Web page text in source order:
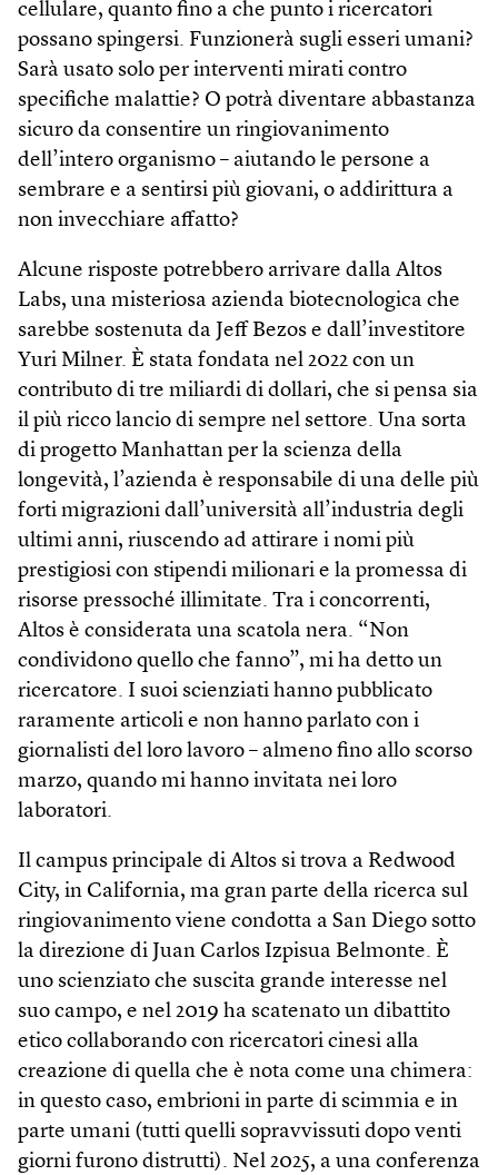
cellulare, quanto fino a che punto i ricercatori
possano spingersi. Funzionerà sugli esseri umani?
Sarà usato solo per interventi mirati contro
specifiche malattie? O potrà diventare abbastanza
sicuro da consentire un ringiovanimento
dell’intero organismo – aiutando le persone a
sembrare e a sentirsi più giovani, o addirittura a
non invecchiare affatto?
Alcune risposte potrebbero arrivare dalla Altos
Labs, una misteriosa azienda biotecnologica che
sarebbe sostenuta da Jeff Bezos e dall’investitore
Yuri Milner. È stata fondata nel 2022 con un
contributo di tre miliardi di dollari, che si pensa sia
il più ricco lancio di sempre nel settore. Una sorta
di progetto Manhattan per la scienza della
longevità, l’azienda è responsabile di una delle più
forti migrazioni dall’università all’industria degli
ultimi anni, riuscendo ad attirare i nomi più
prestigiosi con stipendi milionari e la promessa di
risorse pressoché illimitate. Tra i concorrenti,
Altos è considerata una scatola nera. “Non
condividono quello che fanno”, mi ha detto un
ricercatore. I suoi scienziati hanno pubblicato
raramente articoli e non hanno parlato con i
giornalisti del loro lavoro – almeno fino allo scorso
marzo, quando mi hanno invitata nei loro
laboratori.
Il campus principale di Altos si trova a Redwood
City, in California, ma gran parte della ricerca sul
ringiovanimento viene condotta a San Diego sotto
la direzione di Juan Carlos Izpisua Belmonte. È
uno scienziato che suscita grande interesse nel
suo campo, e nel 2019 ha scatenato un dibattito
etico collaborando con ricercatori cinesi alla
creazione di quella che è nota come una chimera:
in questo caso, embrioni in parte di scimmia e in
parte umani (tutti quelli sopravvissuti dopo venti
giorni furono distrutti). Nel 2025, a una conferenza